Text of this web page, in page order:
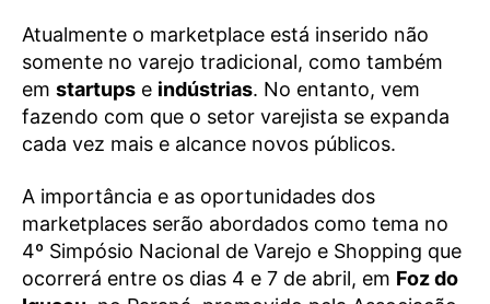
Atualmente o marketplace está inserido não
somente no varejo tradicional, como também
em startups e indústrias. No entanto, vem
fazendo com que o setor varejista se expanda
cada vez mais e alcance novos públicos.
A importância e as oportunidades dos
marketplaces serão abordados como tema no
4º Simpósio Nacional de Varejo e Shopping que
ocorrerá entre os dias 4 e 7 de abril, em Foz do